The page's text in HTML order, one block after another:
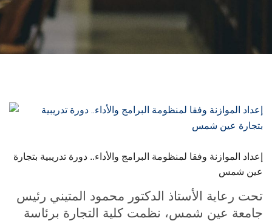
الأنظمة الذكية
هيئة التدريس
الدراسات العليا
إعداد الموازنة وفقا لمنظومة البرامج والأداء.. دورة تدريبية بتجارة
عين شمس
تحت رعاية الأستاذ الدكتور محمود المتيني رئيس
جامعة عين شمس، نظمت كلية التجارة برئاسة